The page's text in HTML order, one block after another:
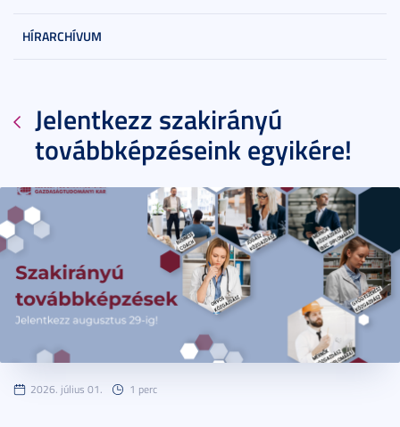
HÍRARCHÍVUM
Jelentkezz szakirányú
továbbképzéseink egyikére!
2026. július 01. 1 perc